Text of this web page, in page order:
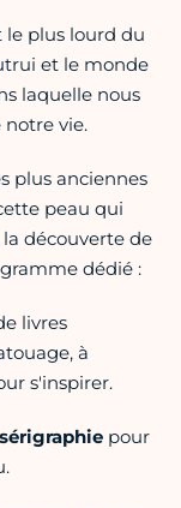
le plus lourd du
et le monde
laquelle nous
vie.
plus anciennes
peau qui
découverte de
dédié :
livres
à
s'inspirer.
pour